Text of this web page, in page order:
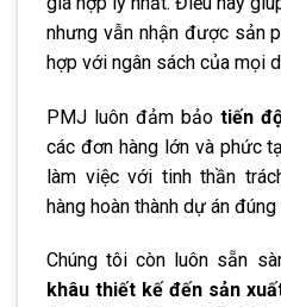
nhưng vẫn nhận được sản
hợp với ngân sách của mọi
PMJ luôn đảm bảo tiến
các đơn hàng lớn và phức
làm việc với tinh thần
hàng hoàn thành dự án đúng
Chúng tôi còn luôn sẵn
khâu thiết kế đến sản